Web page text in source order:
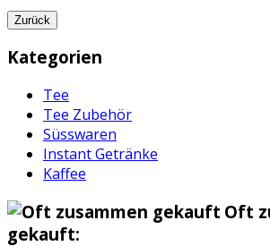
Zurück
Kategorien
Tee
Tee Zubehör
Süsswaren
Instant Getränke
Kaffee
Oft
gekauft: